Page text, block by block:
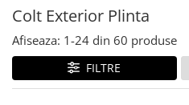
Accesorii Plinte
Terminatii Plinta
Colt Exterior Plinta
Colt Interior Plinta
Accesorii Universale
Capac Glaf Interior
Izolatie Parchet
Prag de trecere
Colt Exterior Plinta
Afiseaza: 1-24 din 60 produse
FILTRE